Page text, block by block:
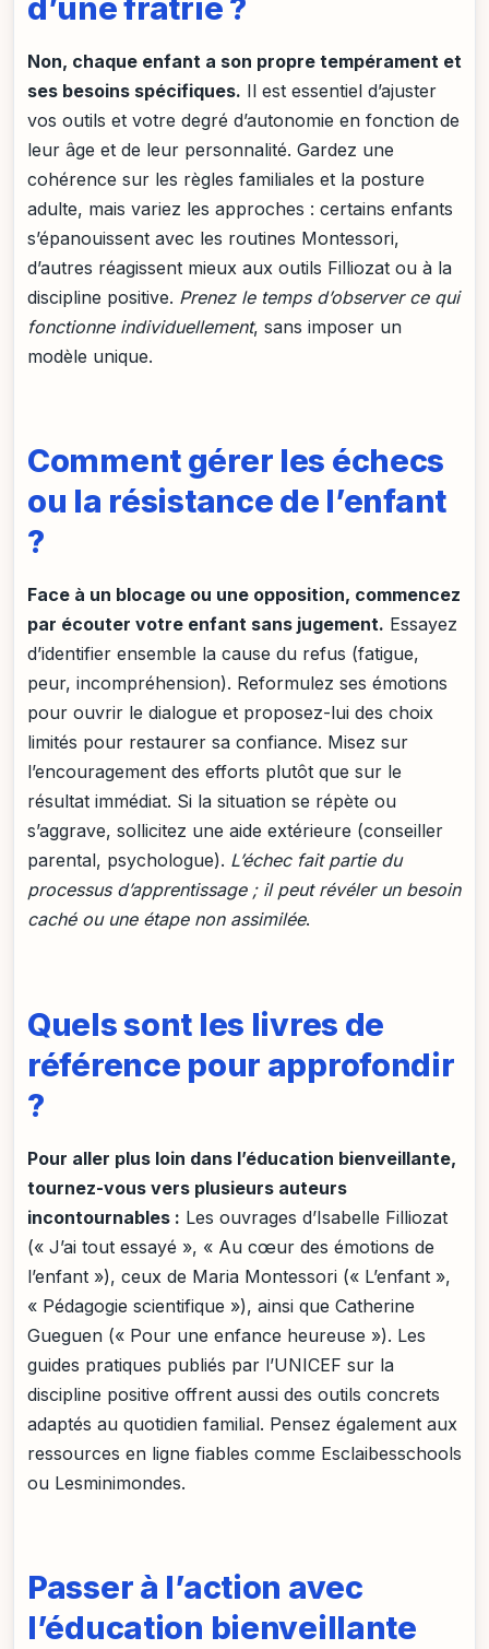
d’une fratrie ?
Non, chaque enfant a son propre tempérament et
ses besoins spécifiques. Il est essentiel d’ajuster
vos outils et votre degré d’autonomie en fonction de
leur âge et de leur personnalité. Gardez une
cohérence sur les règles familiales et la posture
adulte, mais variez les approches : certains enfants
s’épanouissent avec les routines Montessori,
d’autres réagissent mieux aux outils Filliozat ou à la
discipline positive. Prenez le temps d’observer ce qui
fonctionne individuellement, sans imposer un
modèle unique.
Comment gérer les échecs
ou la résistance de l’enfant
?
Face à un blocage ou une opposition, commencez
par écouter votre enfant sans jugement. Essayez
d’identifier ensemble la cause du refus (fatigue,
peur, incompréhension). Reformulez ses émotions
pour ouvrir le dialogue et proposez-lui des choix
limités pour restaurer sa confiance. Misez sur
l’encouragement des efforts plutôt que sur le
résultat immédiat. Si la situation se répète ou
s’aggrave, sollicitez une aide extérieure (conseiller
parental, psychologue). L’échec fait partie du
processus d’apprentissage ; il peut révéler un besoin
caché ou une étape non assimilée.
Quels sont les livres de
référence pour approfondir
?
Pour aller plus loin dans l’éducation bienveillante,
tournez-vous vers plusieurs auteurs
incontournables : Les ouvrages d’Isabelle Filliozat
(« J’ai tout essayé », « Au cœur des émotions de
l’enfant »), ceux de Maria Montessori (« L’enfant »,
« Pédagogie scientifique »), ainsi que Catherine
Gueguen (« Pour une enfance heureuse »). Les
guides pratiques publiés par l’UNICEF sur la
discipline positive offrent aussi des outils concrets
adaptés au quotidien familial. Pensez également aux
ressources en ligne fiables comme Esclaibesschools
ou Lesminimondes.
Passer à l’action avec
l’éducation bienveillante